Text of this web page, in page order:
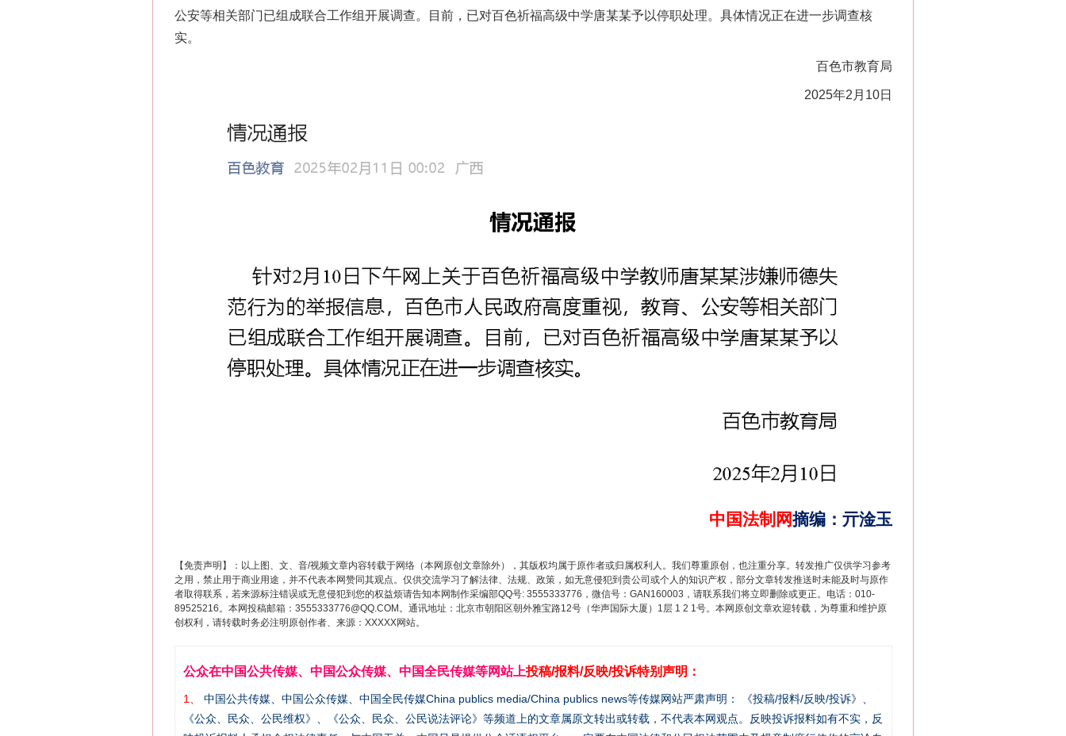
公安等相关部门已组成联合工作组开展调查。目前，已对百色祈福高级中学唐某某予以停职处理。具体情况正在进一步调查核
实。
百色市教育局
2025年2月10日
中国法制网摘编 ： 亓淦玉
【免责声明】：以上图、文、音/视频文章内容转载于网络（本网原创文章除外），其版权均属于原作者或归属权利人。我们尊重原创，也注重分享。转发推广仅供学习参考
之用，禁止用于商业用途，并不代表本网赞同其观点。仅供交流学习了解法律、法规、政策，如无意侵犯到贵公司或个人的知识产权，部分文章转发推送时未能及时与原作
者取得联系，若来源标注错误或无意侵犯到您的权益烦请告知本网制作采编部QQ号: 3555333776，微信号：GAN160003，请联系我们将立即删除或更正。电话：010-
89525216。本网投稿邮箱：3555333776@QQ.COM。通讯地址：北京市朝阳区朝外雅宝路12号（华声国际大厦）1层 1 2 1号。本网原创文章欢迎转载，为尊重和维护原
创权利，请转载时务必注明原创作者、来源：XXXXX网站。
公众在中国公共传媒、中国公众传媒、中国全民传媒等网站上投稿/报料/反映/投诉特别声明：
1、
中国公共传媒、中国公众传媒、中国全民传媒China publics media/China publics news等传媒网站严肃声明： 《投稿/报料/反映/投诉》、
《公众、民众、公民维权》、《公众、民众、公民说法评论》等频道上的文章属原文转出或转载，不代表本网观点。反映投诉报料如有不实，反